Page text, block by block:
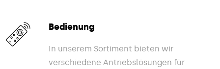
Bedienung
In unserem Sortiment bieten wir
verschiedene Antriebslösungen für